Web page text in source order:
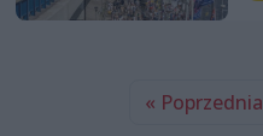
« Poprzednia